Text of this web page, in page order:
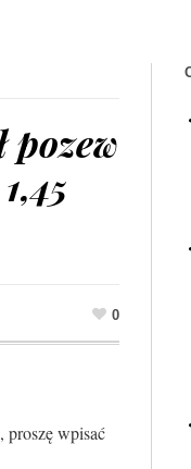
pozew
0
proszę wpisać